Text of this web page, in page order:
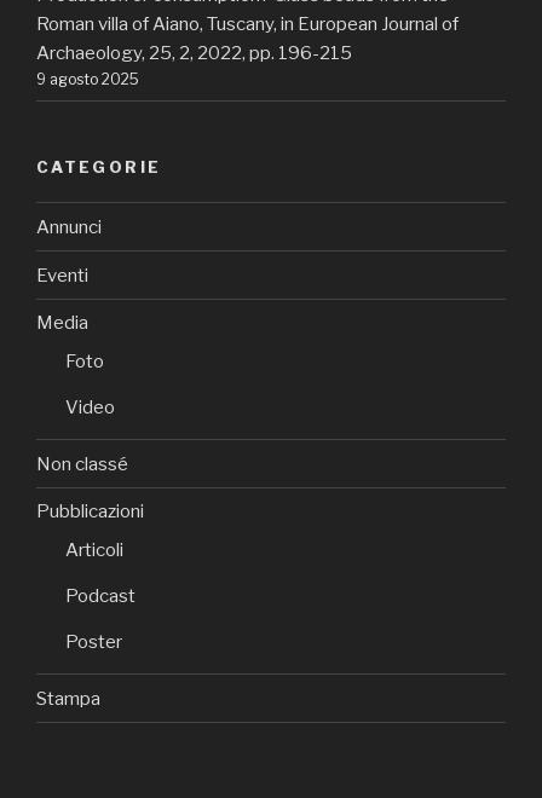
Roman villa of Aiano, Tuscany, in European Journal of
Archaeology, 25, 2, 2022, pp. 196-215
9 agosto 2025
CATEGORIE
Annunci
Eventi
Media
Foto
Video
Non classé
Pubblicazioni
Articoli
Podcast
Poster
Stampa